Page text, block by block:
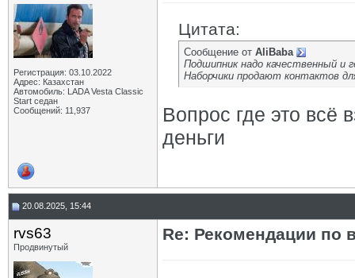
Регистрация: 03.10.2022
Адрес: Казахстан
Автомобиль: LADA Vesta Classic
Start седан
Сообщений: 11,937
Цитата:
Сообщение от AliBaba
Подшипник надо качественный и
Наборчики продают контактов
Вопрос где это всё
деньги
20.08.2025, 15:44
rvs63
Продвинутый
Re: Рекомендации по